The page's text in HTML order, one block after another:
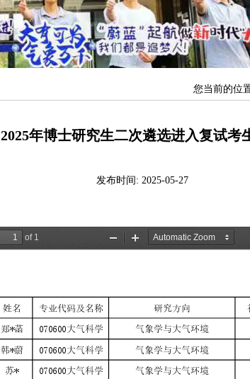
您当前的位
2025年博士研究生二次遴选进入复试考
发布时间: 2025-05-27